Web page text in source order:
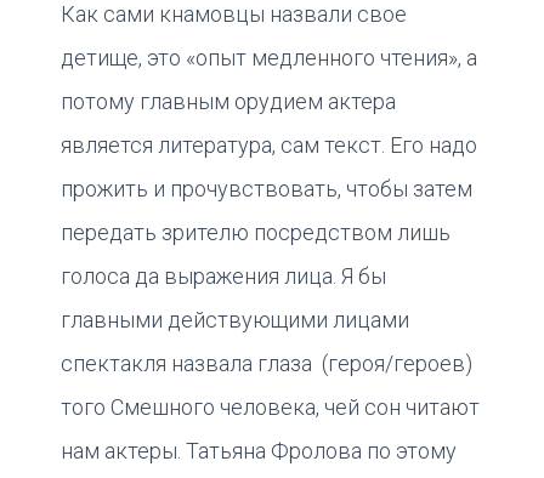
Как сами кнамовцы назвали свое
детище, это «опыт медленного чтения», а
потому главным орудием актера
является литература, сам текст. Его надо
прожить и прочувствовать, чтобы затем
передать зрителю посредством лишь
голоса да выражения лица. Я бы
главными действующими лицами
спектакля назвала глаза (героя/героев)
того Смешного человека, чей сон читают
нам актеры. Татьяна Фролова по этому